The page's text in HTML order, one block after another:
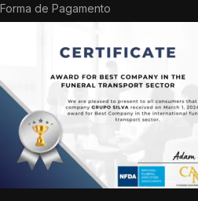
Forma de Pagamento